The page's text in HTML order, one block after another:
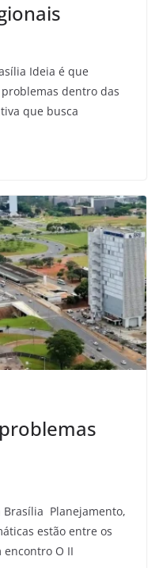
Ideia é que
dentro das
que busca
Brasília Planejamento,
estão entre os
encontro O II